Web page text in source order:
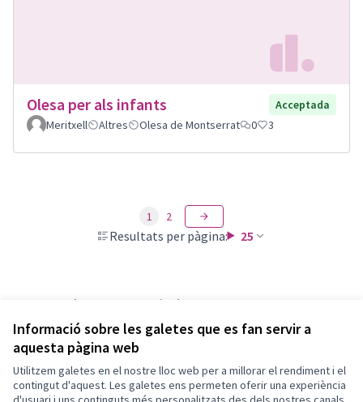
Informació sobre les galetes que es fan servir a
aquesta pàgina web
Utilitzem galetes en el nostre lloc web per a millorar el rendiment i el
contingut d'aquest. Les galetes ens permeten oferir una experiència
Olesa per als infants
Acceptada
Meritxell
Altres Olesa de Montserrat 0 3
Resultats per pàgina: 25
1 2
Veure totes les propostes retirades
Termes i condicions d'ús
Configuració de les galetes